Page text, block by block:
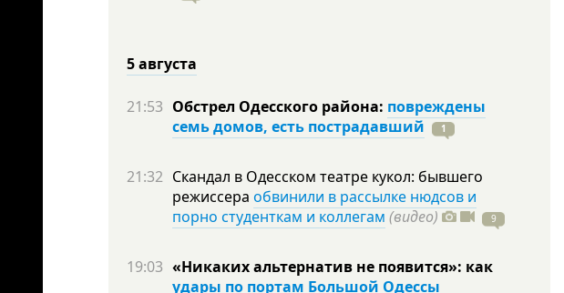
5 августа
21:53 Обстрел Одесского района: повреждены
семь домов, есть пострадавший
1
21:32 Скандал в Одесском театре кукол: бывшего
режиссера обвинили в рассылке нюдсов и
порно студенткам и коллегам (видео) 9
19:03 «Никаких альтернатив не появится»: как
удары по портам Большой Одессы